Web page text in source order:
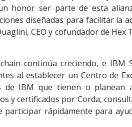
honor ser parte de esta
diseñadas para facilitar la
CEO y cofundador de Hex
continúa creciendo, e IBM
al establecer un Centro de
de IBM que tienen o planean
y certificados por Corda,
participar rápidamente para